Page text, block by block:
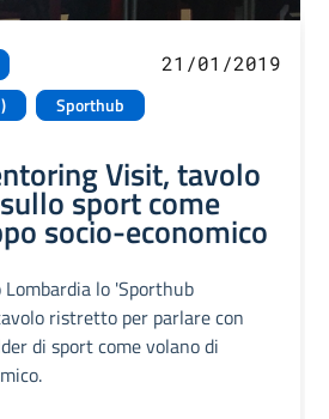
Sporthub
21/01/2019
Visit, tavolo
sport come
socio-economico
lo 'Sporthub
ristretto per parlare con
di sport come volano di